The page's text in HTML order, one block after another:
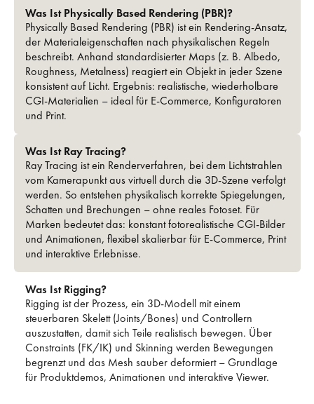
Was Ist Physically Based Rendering (PBR)?
Physically Based Rendering (PBR) ist ein Rendering-Ansatz,
der Materialeigenschaften nach physikalischen Regeln
beschreibt. Anhand standardisierter Maps (z. B. Albedo,
Roughness, Metalness) reagiert ein Objekt in jeder Szene
konsistent auf Licht. Ergebnis: realistische, wiederholbare
CGI-Materialien – ideal für E-Commerce, Konfiguratoren
und Print.
Was Ist Ray Tracing?
Ray Tracing ist ein Renderverfahren, bei dem Lichtstrahlen
vom Kamera­punkt aus virtuell durch die 3D-Szene verfolgt
werden. So entstehen physikalisch korrekte Spiegelungen,
Schatten und Brechungen – ohne reales Fotoset. Für
Marken bedeutet das: konstant fotorealistische CGI-Bilder
und Animationen, flexibel skalierbar für E-Commerce, Print
und interaktive Erlebnisse.
Was Ist Rigging?
Rigging ist der Prozess, ein 3D‑Modell mit einem
steuerbaren Skelett (Joints/Bones) und Controllern
auszustatten, damit sich Teile realistisch bewegen. Über
Constraints (FK/IK) und Skinning werden Bewegungen
begrenzt und das Mesh sauber deformiert – Grundlage
für Produktdemos, Animationen und interaktive Viewer.